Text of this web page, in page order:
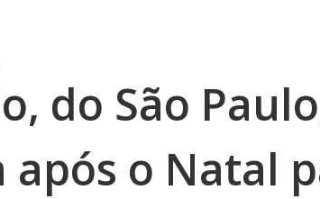
do São
após o Natal